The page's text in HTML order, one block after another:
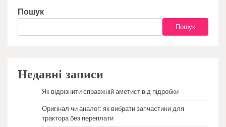
Пошук
Пошук
Недавні записи
Як відрізнити справжній аметист від підробки
Оригінал чи аналог: як вибрати запчастини для
трактора без переплати